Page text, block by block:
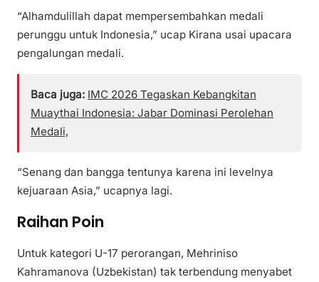
“Alhamdulillah dapat mempersembahkan medali
perunggu untuk Indonesia,” ucap Kirana usai upacara
pengalungan medali.
Baca juga: IMC 2026 Tegaskan Kebangkitan
Muaythai Indonesia: Jabar Dominasi Perolehan
Medali,
“Senang dan bangga tentunya karena ini levelnya
kejuaraan Asia,” ucapnya lagi.
Raihan Poin
Untuk kategori U-17 perorangan, Mehriniso
Kahramanova (Uzbekistan) tak terbendung menyabet